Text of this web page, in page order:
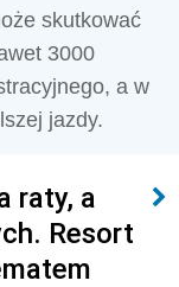
skutkować
3000
a w
jazdy.
raty, a
Resort